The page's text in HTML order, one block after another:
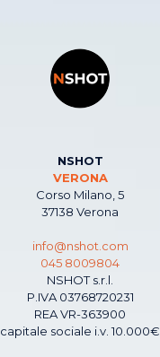
NSHOT
VERONA
Corso Milano, 5
37138 Verona
info@nshot.com
045 8009804
NSHOT s.r.l.
P.IVA 03768720231
REA VR-363900
capitale sociale i.v. 10.000€